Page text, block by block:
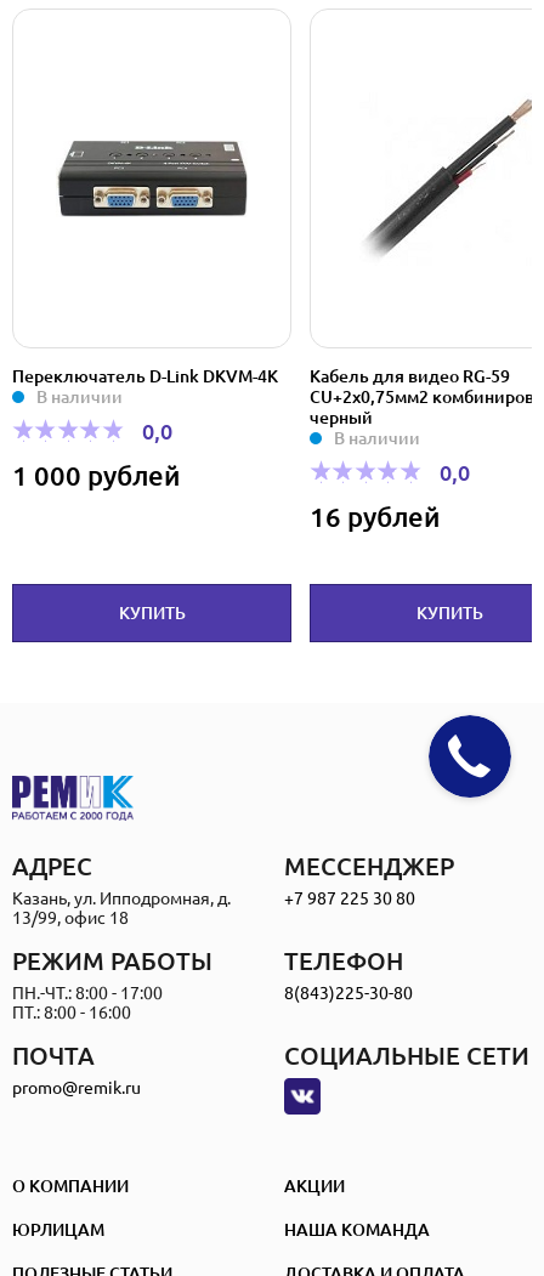
Переключатель D-Link DKVM-4K
В наличии
0,0
1 000 рублей
КУПИТЬ
Кабель для видео RG-59
CU+2х0,75мм2
черный
В наличии
0,0
16 рублей
КУПИТЬ
АДРЕС
Казань, ул. Ипподромная, д.
13/99, офис 18
МЕССЕНДЖЕР
+7 987 225 30 80
ПОЧТА
promo@remik.ru
РЕЖИМ РАБОТЫ
ПН.-ЧТ.: 8:00 - 17:00
ПТ.: 8:00 - 16:00
ТЕЛЕФОН
8(843)225-30-80
СОЦИАЛЬНЫЕ СЕТИ
О КОМПАНИИ АКЦИИ
ЮРЛИЦАМ НАША КОМАНДА